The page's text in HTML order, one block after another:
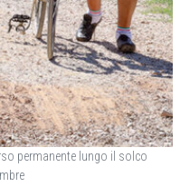
permanente lungo il solco